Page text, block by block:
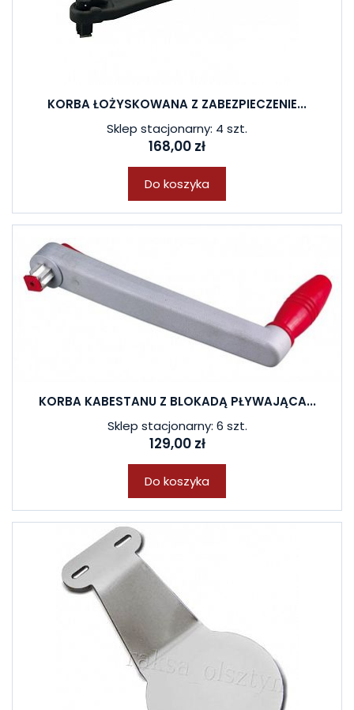
KORBA ŁOŻYSKOWANA Z ZABEZPIECZENIE...
Sklep stacjonarny: 4 szt.
168,00 zł
Do koszyka
KORBA KABESTANU Z BLOKADĄ PŁYWAJĄCA...
Sklep stacjonarny: 6 szt.
129,00 zł
Do koszyka